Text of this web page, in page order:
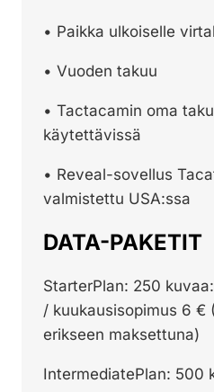
• Paikka ulkoiselle
• Vuoden takuu
• Tactacamin oma
käytettävissä
• Reveal-sovellus
valmistettu USA:ssa
DATA-PAKETIT
StarterPlan: 250
/ kuukausisopimus 6 €
erikseen maksettuna)
IntermediatePlan: 500